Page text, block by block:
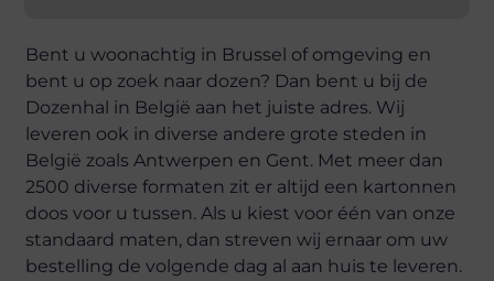
Bent u woonachtig in Brussel of omgeving en
bent u op zoek naar dozen? Dan bent u bij de
Dozenhal in België aan het juiste adres. Wij
leveren ook in diverse andere grote steden in
België zoals Antwerpen en Gent. Met meer dan
2500 diverse formaten zit er altijd een kartonnen
doos voor u tussen. Als u kiest voor één van onze
standaard maten, dan streven wij ernaar om uw
bestelling de volgende dag al aan huis te leveren.